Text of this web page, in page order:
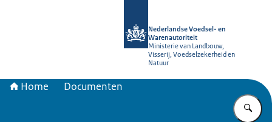
Nederlandse Voedsel- en
Warenautoriteit
Ministerie van Landbouw,
Visserij, Voedselzekerheid en
Natuur
Home Documenten